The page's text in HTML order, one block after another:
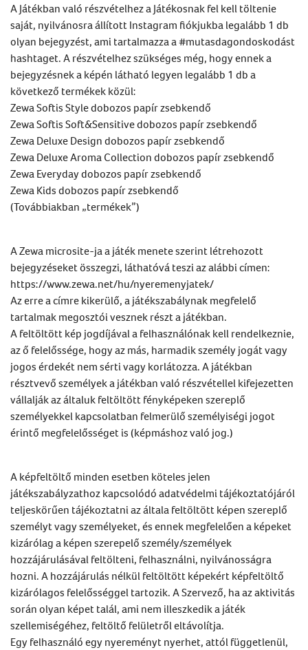
A Játékban való részvételhez a Játékosnak fel kell töltenie
saját, nyilvánosra állított Instagram fiókjukba legalább 1 db
olyan bejegyzést, ami tartalmazza a #mutasdagondoskodást
hashtaget. A részvételhez szükséges még, hogy ennek a
bejegyzésnek a képén látható legyen legalább 1 db a
következő termékek közül:
Zewa Softis Style dobozos papír zsebkendő
Zewa Softis Soft&Sensitive dobozos papír zsebkendő
Zewa Deluxe Design dobozos papír zsebkendő
Zewa Deluxe Aroma Collection dobozos papír zsebkendő
Zewa Everyday dobozos papír zsebkendő
Zewa Kids dobozos papír zsebkendő
(Továbbiakban „termékek”)
A Zewa microsite-ja a játék menete szerint létrehozott
bejegyzéseket összegzi, láthatóvá teszi az alábbi címen:
https://www.zewa.net/hu/nyeremenyjatek/
Az erre a címre kikerülő, a játékszabálynak megfelelő
tartalmak megosztói vesznek részt a játékban.
A feltöltött kép jogdíjával a felhasználónak kell rendelkeznie,
az ő felelőssége, hogy az más, harmadik személy jogát vagy
jogos érdekét nem sérti vagy korlátozza. A játékban
résztvevő személyek a játékban való részvétellel kifejezetten
vállalják az általuk feltöltött fényképeken szereplő
személyekkel kapcsolatban felmerülő személyiségi jogot
érintő megfelelősséget is (képmáshoz való jog.)
A képfeltöltő minden esetben köteles jelen
játékszabályzathoz kapcsolódó adatvédelmi tájékoztatójáról
teljeskörűen tájékoztatni az általa feltöltött képen szereplő
személyt vagy személyeket, és ennek megfelelően a képeket
kizárólag a képen szerepelő személy/személyek
hozzájárulásával feltölteni, felhasználni, nyilvánosságra
hozni. A hozzájárulás nélkül feltöltött képekért képfeltöltő
kizárólagos felelősséggel tartozik. A Szervező, ha az aktivitás
során olyan képet talál, ami nem illeszkedik a játék
szellemiségéhez, feltöltő felületről eltávolítja.
Egy felhasználó egy nyereményt nyerhet, attól függetlenül,